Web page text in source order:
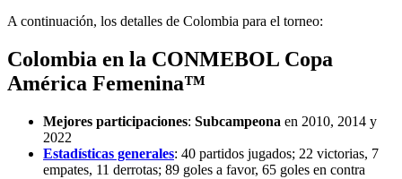
A continuación, los detalles de Colombia para el torneo:
Colombia en la CONMEBOL Copa
América Femenina™
Mejores participaciones: Subcampeona en 2010, 2014 y
2022
Estadísticas generales: 40 partidos jugados; 22 victorias, 7
empates, 11 derrotas; 89 goles a favor, 65 goles en contra